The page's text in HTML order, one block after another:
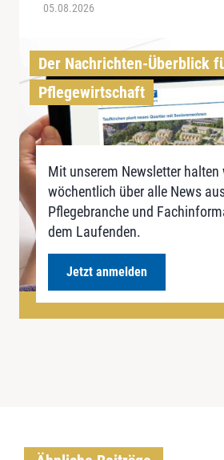
05.08.2026
Der Nachrichten-Überblick
Pflegewirtschaft
Mit unserem Newsletter halten
wöchentlich über alle News
Pflegebranche und
dem Laufenden.
Jetzt anmelden